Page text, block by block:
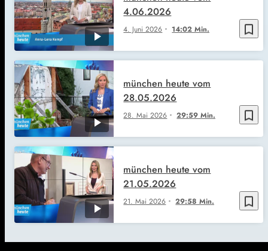
bookmark_border
4. Juni 2026 14:02 Min.
4.06.2026
bookmark_border
28. Mai 2026 29:59 Min.
münchen heute vom
28.05.2026
bookmark_border
21. Mai 2026 29:58 Min.
münchen heute vom
21.05.2026